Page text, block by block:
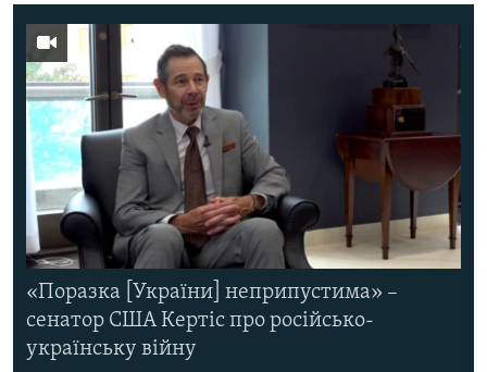
«Поразка [України] неприпустима» –
сенатор США Кертіс про російсько-
українську війну